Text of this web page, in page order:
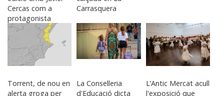
Cercas com a
protagonista
Carrasquera
Torrent, de nou en
alerta groga per
La Conselleria
d'Educació dicta
L’Antic Mercat acull
l'exposició que